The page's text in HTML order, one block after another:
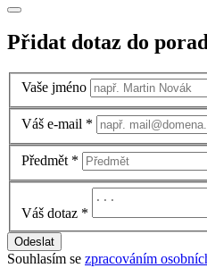
Přidat dotaz do
Vaše jméno
Váš e-mail *
Předmět *
Váš dotaz *
Odeslat
Souhlasím se zpracováním